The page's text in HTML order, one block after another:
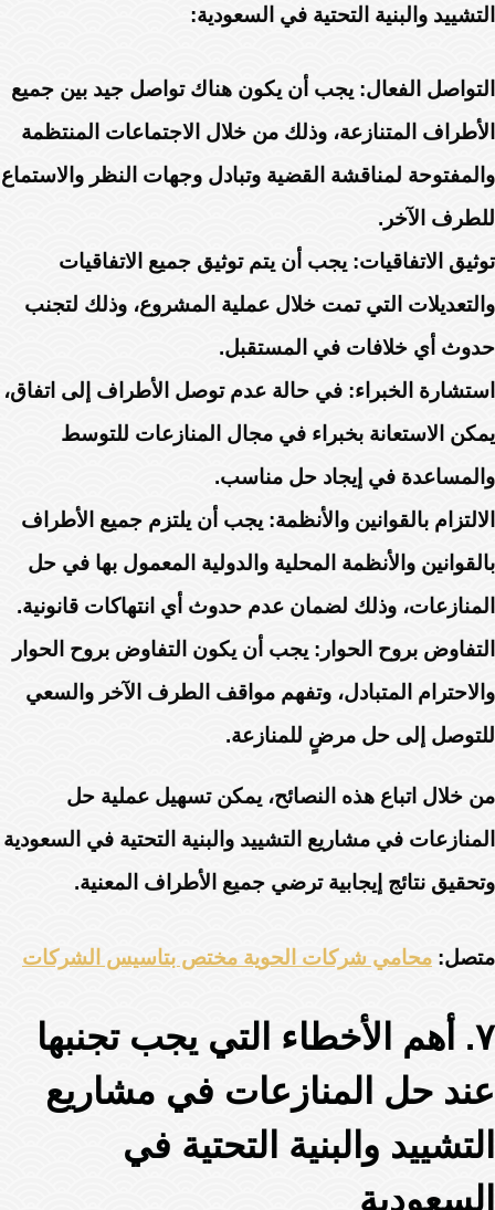
التشييد والبنية التحتية في السعودية:
التواصل الفعال: يجب أن يكون هناك تواصل جيد بين جميع
الأطراف المتنازعة، وذلك من خلال الاجتماعات المنتظمة
والمفتوحة لمناقشة القضية وتبادل وجهات النظر والاستماع
للطرف الآخر.
توثيق الاتفاقيات: يجب أن يتم توثيق جميع الاتفاقيات
والتعديلات التي تمت خلال عملية المشروع، وذلك لتجنب
حدوث أي خلافات في المستقبل.
استشارة الخبراء: في حالة عدم توصل الأطراف إلى اتفاق،
يمكن الاستعانة بخبراء في مجال المنازعات للتوسط
والمساعدة في إيجاد حل مناسب.
الالتزام بالقوانين والأنظمة: يجب أن يلتزم جميع الأطراف
بالقوانين والأنظمة المحلية والدولية المعمول بها في حل
المنازعات، وذلك لضمان عدم حدوث أي انتهاكات قانونية.
التفاوض بروح الحوار: يجب أن يكون التفاوض بروح الحوار
والاحترام المتبادل، وتفهم مواقف الطرف الآخر والسعي
للتوصل إلى حل مرضٍ للمنازعة.
من خلال اتباع هذه النصائح، يمكن تسهيل عملية حل
المنازعات في مشاريع التشييد والبنية التحتية في السعودية
وتحقيق نتائج إيجابية ترضي جميع الأطراف المعنية.
متصل: محامي شركات الحوية مختص بتاسيس الشركات
٧. أهم الأخطاء التي يجب تجنبها
عند حل المنازعات في مشاريع
التشييد والبنية التحتية في
السعودية